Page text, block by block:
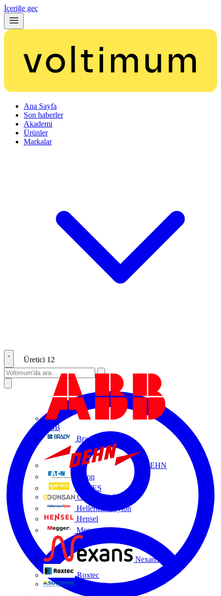
İçeriğe geç
Ana Sayfa
Son haberler
Akademi
Ürünler
Markalar
Üretici 12
ABB
Brady
DEHN
Eaton
ENTES
Günsan Elektrik
HellermannTyton
Hensel
Megger
Nexans
Roxtec
Socomec